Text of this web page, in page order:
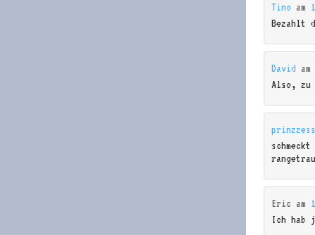
Tino am
Bezahlt
David am
Also, zu
prinzzess
Eric am
Ich hab